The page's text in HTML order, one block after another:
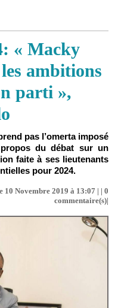
« Macky
ambitions
parti »,
pas l’omerta imposé
du débat sur un
faite à ses lieutenants
pour 2024.
Novembre 2019 à 13:07 | | 0
commentaire(s)|